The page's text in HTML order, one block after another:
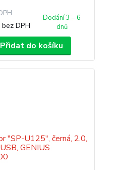
bez DPH
Dodání 3 – 6
dnů
Přidat do košíku